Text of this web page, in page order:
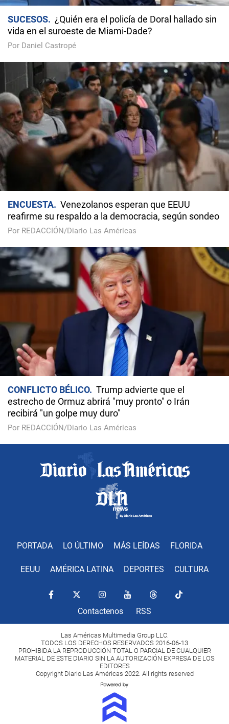
SUCESOS
¿Quién era el policía de Doral hallado sin
vida en el suroeste de Miami-Dade?
Por Daniel Castropé
ENCUESTA
Venezolanos esperan que EEUU
reafirme su respaldo a la democracia, según sondeo
Por REDACCIÓN/Diario Las Américas
CONFLICTO BÉLICO
Trump advierte que el
estrecho de Ormuz abrirá "muy pronto" o Irán
recibirá "un golpe muy duro"
Por REDACCIÓN/Diario Las Américas
PORTADA LO ÚLTIMO MÁS LEÍDAS FLORIDA
EEUU AMÉRICA LATINA DEPORTES CULTURA
Contactenos RSS
Las Américas Multimedia Group LLC.
TODOS LOS DERECHOS RESERVADOS 2016-06-13
PROHIBIDA LA REPRODUCCIÓN TOTAL O PARCIAL DE CUALQUIER
MATERIAL DE ESTE DIARIO SIN LA AUTORIZACIÓN EXPRESA DE LOS
EDITORES
Copyright Diario Las Américas 2022. All rights reserved